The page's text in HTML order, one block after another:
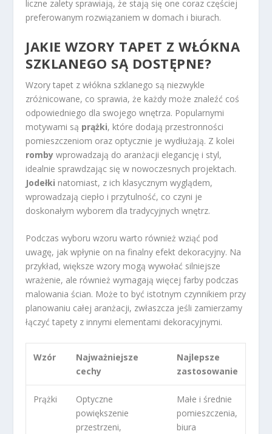
liczne zalety sprawiają, że stają się one coraz częściej
preferowanym rozwiązaniem w domach i biurach.
JAKIE WZORY TAPET Z WŁÓKNA
SZKLANEGO SĄ DOSTĘPNE?
Wzory tapet z włókna szklanego są niezwykle
zróżnicowane, co sprawia, że każdy może znaleźć coś
odpowiedniego dla swojego wnętrza. Popularnymi
motywami są prążki, które dodają przestronności
pomieszczeniom oraz optycznie je wydłużają. Z kolei
romby wprowadzają do aranżacji elegancję i styl,
idealnie sprawdzając się w nowoczesnych projektach.
Jodełki natomiast, z ich klasycznym wyglądem,
wprowadzają ciepło i przytulność, co czyni je
doskonałym wyborem dla tradycyjnych wnętrz.
Podczas wyboru wzoru warto również wziąć pod
uwagę, jak wpłynie on na finalny efekt dekoracyjny. Na
przykład, większe wzory mogą wywołać silniejsze
wrażenie, ale również wymagają więcej farby podczas
malowania ścian. Może to być istotnym czynnikiem przy
planowaniu całej aranżacji, zwłaszcza jeśli zamierzamy
łączyć tapety z innymi elementami dekoracyjnymi.
Wzór
Najważniejsze
cechy
Najlepsze
zastosowanie
Prążki
Optyczne
powiększenie
przestrzeni,
Małe i średnie
pomieszczenia,
biura